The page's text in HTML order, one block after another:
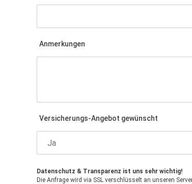
Anmerkungen
Versicherungs-Angebot gewünscht
Datenschutz & Transparenz ist uns sehr wichtig!
Die Anfrage wird via SSL verschlüsselt an unseren